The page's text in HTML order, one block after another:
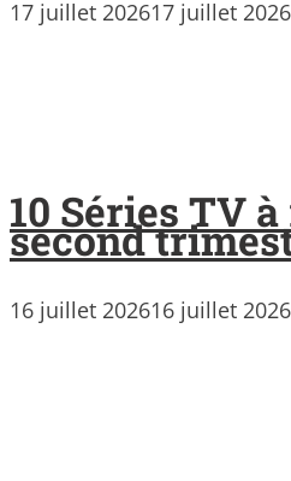
17 juillet 202617 juillet 2026
10 Séries TV
second
16 juillet 202616 juillet 2026